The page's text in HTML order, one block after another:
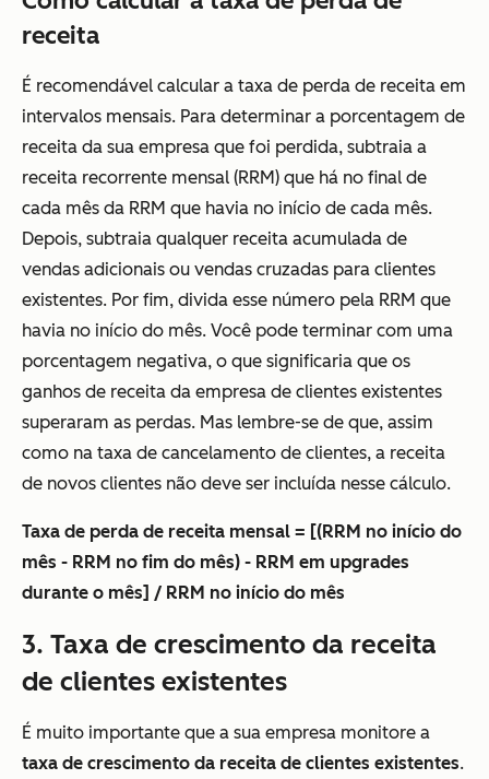
receita
É recomendável calcular a taxa de perda de receita em
intervalos mensais. Para determinar a porcentagem de
receita da sua empresa que foi perdida, subtraia a
receita recorrente mensal (RRM) que há no final de
cada mês da RRM que havia no início de cada mês.
Depois, subtraia qualquer receita acumulada de
vendas adicionais ou vendas cruzadas para clientes
existentes. Por fim, divida esse número pela RRM que
havia no início do mês. Você pode terminar com uma
porcentagem negativa, o que significaria que os
ganhos de receita da empresa de clientes existentes
superaram as perdas. Mas lembre-se de que, assim
como na taxa de cancelamento de clientes, a receita
de novos clientes não deve ser incluída nesse cálculo.
Taxa de perda de receita mensal = [(RRM no início do
mês - RRM no fim do mês) - RRM em upgrades
durante o mês] / RRM no início do mês
3. Taxa de crescimento da receita
de clientes existentes
É muito importante que a sua empresa monitore a
taxa de crescimento da receita de clientes existentes.